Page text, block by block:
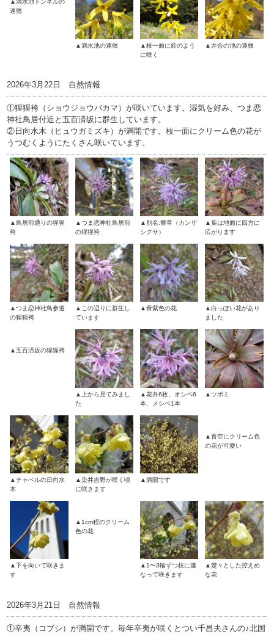
▲満水池トンネルの
連翹
▲満水池の連翹
▲枝一面に鈴のよう
に咲く
▲井合の池の連翹
2026年3月22日 自然情報
①猩猩袴（ショウジョウバカマ）が咲いています。湿気を好み、つま恋
神社鳥居付近と五百済坂に群生しています。
②日向水木（ヒュウガミズキ）が満開です。枝一面にクリーム色の花が
うつむくようにたくさん咲いています。
▲鳥居前通りの猩猩
袴
▲つま恋神社鳥居前
の猩猩袴
▲別名:簪草（カンザ
シグサ）
▲葉は地面に四方に
広がります
▲つま恋神社鳥参道
の猩猩袴
▲この辺りに群生し
ています
▲青紫色の花
▲白っぽい花があり
ました
▲五百済坂の猩猩袴
▲上から見てみまし
た
▲花弁6枚、オシベ6
本、メシベ1本
▲ツボミ
▲チャペルの日向水
木
▲染井吉野が咲く頃
に咲きます
▲満開です
▲青空にクリーム色
の花が可愛い
▲下を向いて咲きま
す
▲1cm程のクリーム
色の花
▲1〜3輪ずつ枝に連
なって咲きます
▲楚々とした控えめ
な花
2026年3月21日 自然情報
①辛夷（コブシ）が満開です。毎年辛夷が咲くとつい千昌夫さんの♪北国